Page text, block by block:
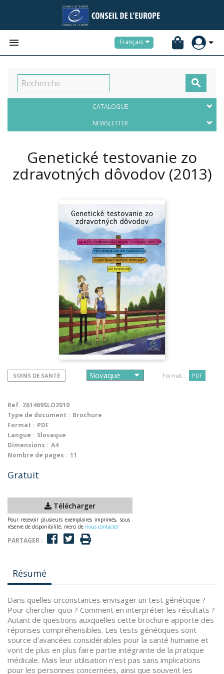
 Français

CATALOGUE
NEWSLETTER
Genetické testovanie zo
zdravotných dôvodov (2013)
SOINS DE SANTÉ Format : PDF
Ref. 261469SLO2010
Type de document : Brochure
Format : PDF
Langue : Slovaque
Dimensions : A4
Nombre de pages : 11
Gratuit
Télécharger
Pour recevoir plusieurs exemplaires imprimés, sous
réserve de disponibilité, merci de nous contacter
PARTAGER :
Résumé
Dans quelles circonstances envisager un test génétique ?
Pour chercher quoi ? Comment en interpréter les résultats ?
Autant de questions auxquelles cette brochure apporte des
réponses compréhensibles. Les tests génétiques sont
source d'avancées considérables pour la santé humaine et
vont de plus en plus faire partie intégrante de la pratique
médicale. Mais leur utilisation n'est pas sans implications
pour les personnes concernées, ainsi que souvent les